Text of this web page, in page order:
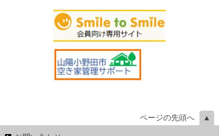
ページの先頭へ